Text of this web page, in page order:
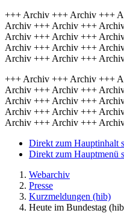
+++ Archiv +++ Archiv +++
Archiv +++ Archiv +++
Archiv +++ Archiv +++
Archiv +++ Archiv +++
Archiv +++ Archiv +++
+++ Archiv +++ Archiv +++
Archiv +++ Archiv +++
Archiv +++ Archiv +++
Archiv +++ Archiv +++
Archiv +++ Archiv +++
Direkt zum Hauptinhalt
Direkt zum Hauptmenü
Webarchiv
Presse
Kurzmeldungen (hib)
Heute im Bundestag